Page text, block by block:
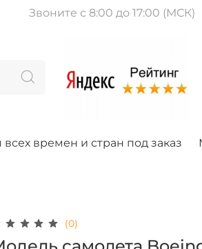
Звоните с 8:00 до 17:00 (МСК)
времен и стран под заказ
(0)